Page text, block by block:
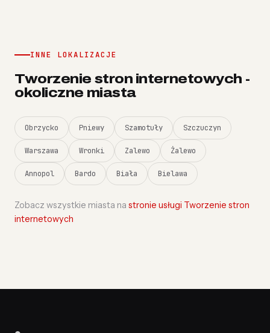
INNE LOKALIZACJE
Tworzenie stron internetowych -
okoliczne miasta
Obrzycko Pniewy Szamotuły Szczuczyn
Warszawa Wronki Zalewo Żalewo
Annopol Bardo Biała Bielawa
Zobacz wszystkie miasta na stronie usługi Tworzenie stron
internetowych